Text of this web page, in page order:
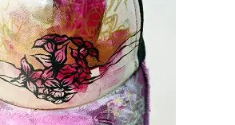
Añadir al carrito